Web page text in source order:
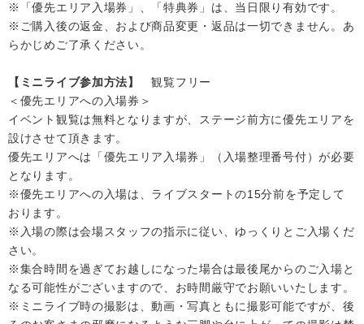
※「優先エリア入場券」、「特典券」は、当日限り有効です。
※ご購入後の返金、および商品変更・返品は一切できません。あ
らかじめご了承ください。
【ミニライブ参加方法】
観覧フリー
＜優先エリアへの入場券＞
イベント観覧は無料となりますが、ステージ前方に優先エリアを
設けさせて頂きます。
優先エリアへは「優先エリア入場券」（入場整理番号付）が必要
となります。
※優先エリアへの入場は、ライブスタートの15分前を予定して
おります。
※入場の際は会場スタッフの指示に従い、ゆっくりとご入場くだ
さい。
※集合時間を過ぎてお越しになった場合は最後尾からのご入場と
なる可能性がございますので、お時間厳守でお願いいたします。
※ミニライブ時の撮影は、動画・写真ともに撮影可能ですが、後